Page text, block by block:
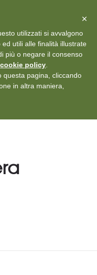
Statuto
×
utilizzati si avvalgono
utili alle finalità illustrate
più o negare il consenso
cookie policy
questa pagina, cliccando
in altra maniera,